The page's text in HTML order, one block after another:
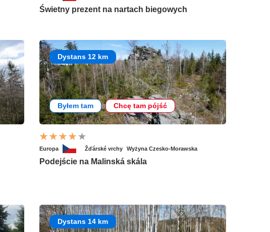
Świetny prezent na nartach biegowych
Dystans 12 km
Byłem tam Chcę tam pójść
Europa Žďárské vrchy Wyżyna Czesko-Morawska
Podejście na Malinská skála
Dystans 14 km